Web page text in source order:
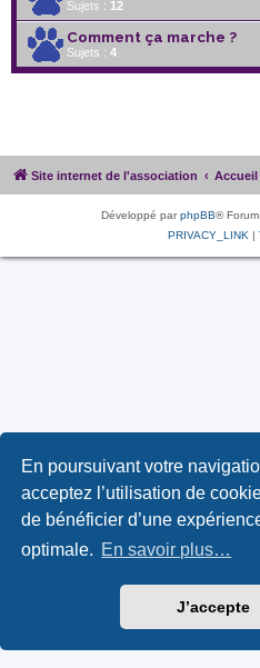
En poursuivant votre
acceptez l’utilisation de
de bénéficier d’une
optimale. En savoir plus…
J’accepte
Sujets : 12
Comment ça marche ?
Sujets : 4
Site internet de l'association
Développé parphpBB®
PRIVACY_LINK |